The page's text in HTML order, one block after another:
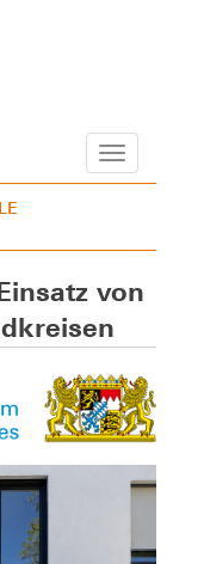
Navigation
von